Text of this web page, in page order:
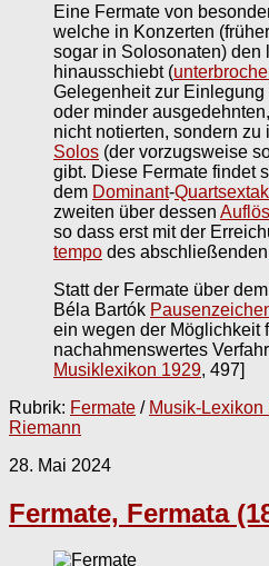
Eine Fermate von
welche in Konzerten
sogar in Solosonaten) den
hinausschiebt (
Gelegenheit zur
oder minder
nicht notierten, sondern zu
Solos (der vorzugsweise
gibt. Diese Fermate findet
dem Dominant-
zweiten über dessen
so dass erst mit der
tempo des abschließenden
Statt der Fermate über
Béla Bartók
ein wegen der Möglichkeit
nachahmenswertes
Musiklexikon 1929, 497]
Rubrik: Fermate / Musik-Lexikon
Riemann
28. Mai 2024
Fermate, Fermata